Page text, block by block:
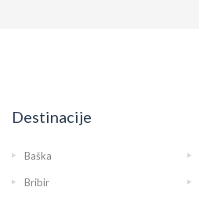
Destinacije
Baška
Bribir